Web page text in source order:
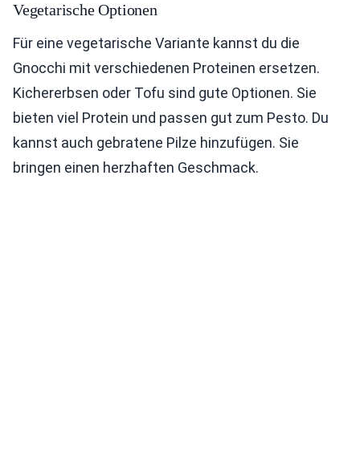
Vegetarische Optionen
Für eine vegetarische Variante kannst du die
Gnocchi mit verschiedenen Proteinen ersetzen.
Kichererbsen oder Tofu sind gute Optionen. Sie
bieten viel Protein und passen gut zum Pesto. Du
kannst auch gebratene Pilze hinzufügen. Sie
bringen einen herzhaften Geschmack.